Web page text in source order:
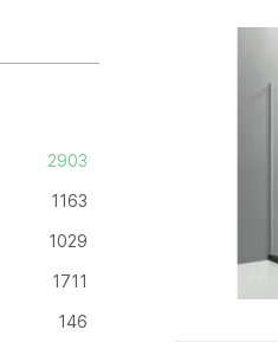
2903
1163
1029
1711
146